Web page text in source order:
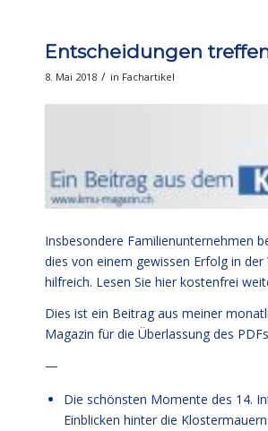
Entscheidungen
8. Mai 2018 / in Fachartikel
Insbesondere Familienunternehmen
dies von einem gewissen Erfolg in
hilfreich. Lesen Sie hier kostenfrei
Dies ist ein Beitrag aus meiner
Magazin für die Überlassung des
—
Die schönsten Momente des 14.
Einblicken hinter die